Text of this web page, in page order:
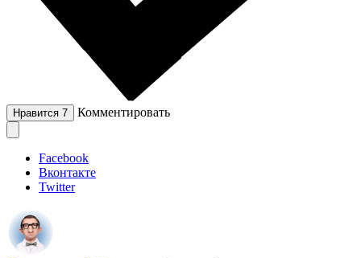
Нравится 7 Комментировать
Facebook
Вконтакте
Twitter